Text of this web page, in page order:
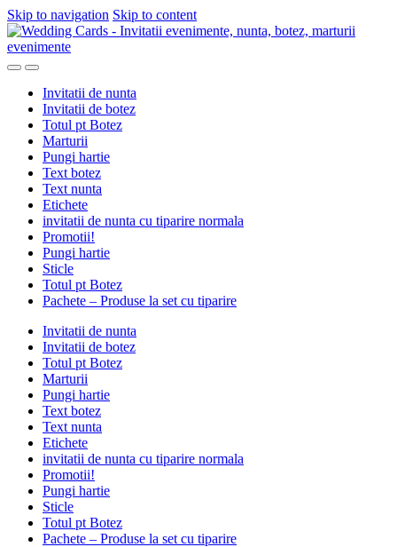
Skip to navigation Skip to content
Invitatii de nunta
Invitatii de botez
Totul pt Botez
Marturii
Pungi hartie
Text botez
Text nunta
Etichete
invitatii de nunta cu tiparire normala
Promotii!
Pungi hartie
Sticle
Totul pt Botez
Pachete – Produse la set cu tiparire
Invitatii de nunta
Invitatii de botez
Totul pt Botez
Marturii
Pungi hartie
Text botez
Text nunta
Etichete
invitatii de nunta cu tiparire normala
Promotii!
Pungi hartie
Sticle
Totul pt Botez
Pachete – Produse la set cu tiparire